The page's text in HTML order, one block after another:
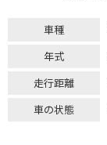
車種
年式
走行距離
車の状態